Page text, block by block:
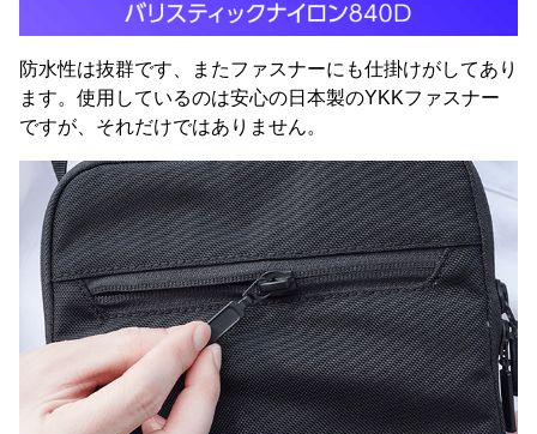
防水性は抜群です、またファスナーにも仕掛けがしてあり
ます。使用しているのは安心の日本製のYKKファスナー
ですが、それだけではありません。